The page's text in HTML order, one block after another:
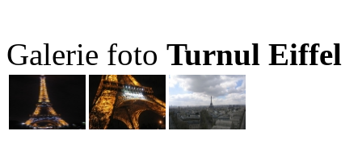
Galerie foto Turnul Eiffel